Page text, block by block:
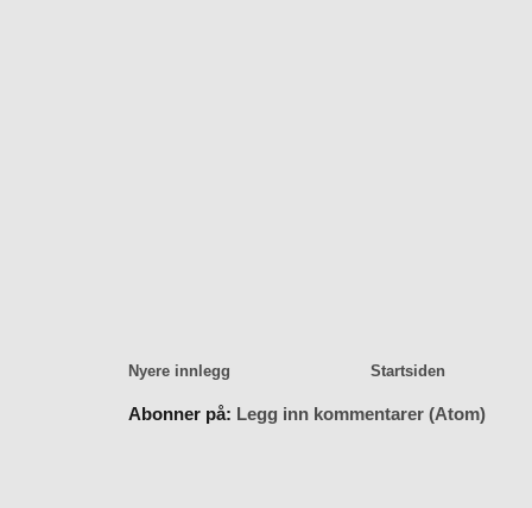
Nyere innlegg Startsiden
Abonner på: Legg inn kommentarer (Atom)